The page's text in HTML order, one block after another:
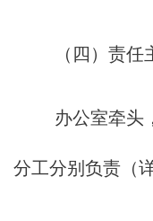
（四）责任
办公室牵头
分工分别负责（